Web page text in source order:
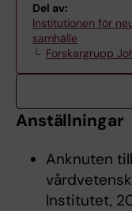
Del av:
Institutionen för
samhälle
Forskargrupp
Anställningar
Anknuten
Institutet,